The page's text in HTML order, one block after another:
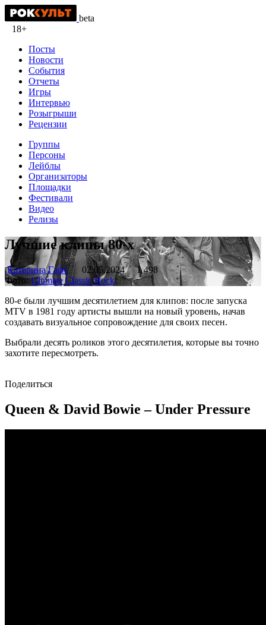
beta
18+
Посты
Новости
События
Отчеты
Игры
Интервью
Розыгрыши
Рецензии
Группы
Персоны
Лейблы
Организаторы
Площадки
Фестивали
Видео
Релизы
Лучшие клипы 80-х
Катерина Гафт 02.05.2024
1 498
Фото:Ultimate Classic Rock
80-е были лучшим десятилетием для клипов: после запуска
MTV в 1981 году артисты вышли на новый уровень, начав
создавать визуальное сопровождение для своих песен.
Выбрали десять роликов этого десятилетия, которые вы точно
захотите пересмотреть.
Поделиться
Queen & David Bowie – Under Pressure